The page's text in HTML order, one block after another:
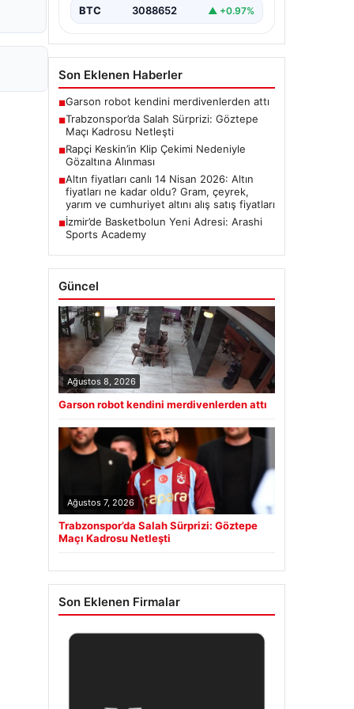
BTC 3088652 ▲ +0.97%
Son Eklenen Haberler
■Garson robot kendini merdivenlerden attı
■Trabzonspor’da Salah Sürprizi: Göztepe
Maçı Kadrosu Netleşti
■Rapçi Keskin’in Klip Çekimi Nedeniyle
Gözaltına Alınması
■Altın fiyatları canlı 14 Nisan 2026: Altın
fiyatları ne kadar oldu? Gram, çeyrek,
yarım ve cumhuriyet altını alış satış fiyatları
■İzmir’de Basketbolun Yeni Adresi: Arashi
Sports Academy
Güncel
Ağustos 8, 2026
Garson robot kendini merdivenlerden attı
Ağustos 7, 2026
Trabzonspor’da Salah Sürprizi: Göztepe
Maçı Kadrosu Netleşti
Son Eklenen Firmalar